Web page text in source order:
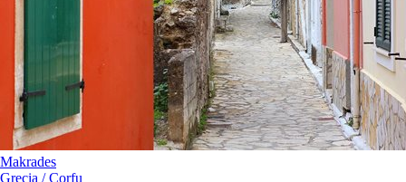
Makrades
Grecia / Corfu